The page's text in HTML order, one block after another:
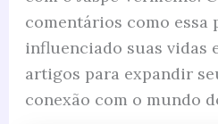
comentários como essa
influenciado suas vidas
artigos para expandir
conexão com o mundo